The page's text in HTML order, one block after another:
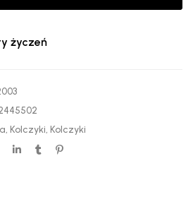
życzeń
, Kolczyki, Kolczyki